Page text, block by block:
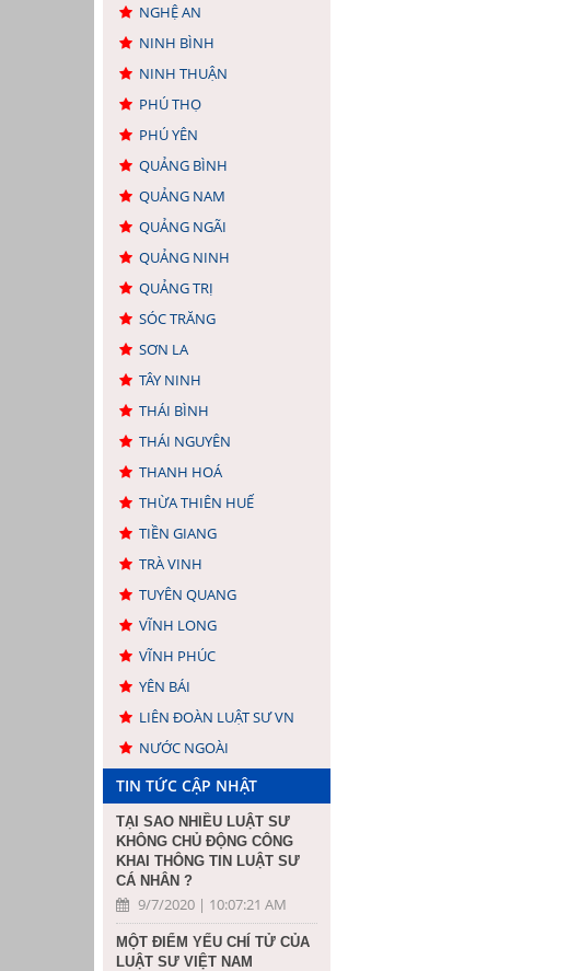
NGHỆ AN
NINH BÌNH
NINH THUẬN
PHÚ THỌ
PHÚ YÊN
QUẢNG BÌNH
QUẢNG NAM
QUẢNG NGÃI
QUẢNG NINH
QUẢNG TRỊ
SÓC TRĂNG
SƠN LA
TÂY NINH
THÁI BÌNH
THÁI NGUYÊN
THANH HOÁ
THỪA THIÊN HUẾ
TIỀN GIANG
TRÀ VINH
TUYÊN QUANG
VĨNH LONG
VĨNH PHÚC
YÊN BÁI
LIÊN ĐOÀN LUẬT SƯ VN
NƯỚC NGOÀI
TIN TỨC CẬP NHẬT
TẠI SAO NHIỀU LUẬT SƯ
KHÔNG CHỦ ĐỘNG CÔNG
KHAI THÔNG TIN LUẬT SƯ
CÁ NHÂN ?
9/7/2020 | 10:07:21 AM
MỘT ĐIỂM YẾU CHÍ TỬ CỦA
LUẬT SƯ VIỆT NAM